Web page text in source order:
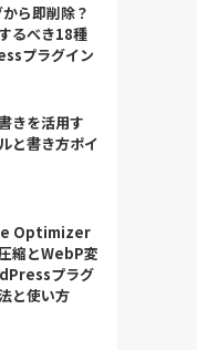
ら即削除？
るべき18種
プラグイン
きを活用す
と書き方ポイ
Optimizer
縮とWebP変
プラグ
と使い方